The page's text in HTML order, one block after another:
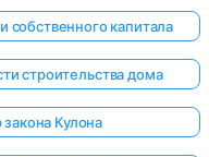
собственного капитала
строительства дома
Кулона